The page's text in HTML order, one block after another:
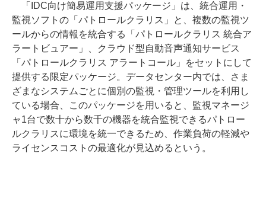
「IDC向け簡易運用支援パッケージ」は、統合運用・
監視ソフトの「パトロールクラリス」と、複数の監視ツ
ールからの情報を統合する「パトロールクラリス 統合ア
ラートビュアー」、クラウド型自動音声通知サービス
「パトロールクラリス アラートコール」をセットにして
提供する限定パッケージ。データセンター内では、さま
ざまなシステムごとに個別の監視・管理ツールを利用し
ている場合、このパッケージを用いると、監視マネージ
ャ1台で数十から数千の機器を統合監視できるパトロー
ルクラリスに環境を統一できるため、作業負荷の軽減や
ライセンスコストの最適化が見込めるという。